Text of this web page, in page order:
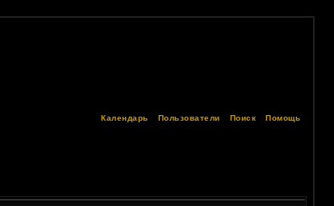
Помощь
Поиск
Пользователи
Календарь